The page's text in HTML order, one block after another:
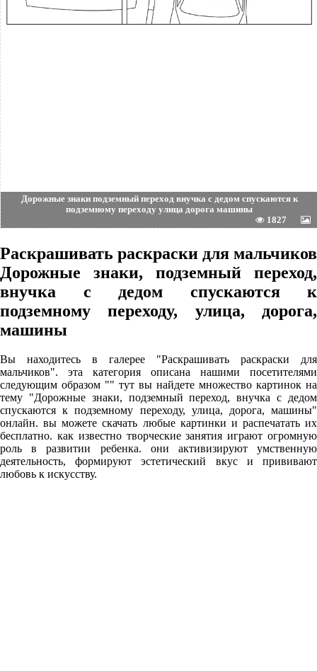
Дорожные знаки подземный переход внучка с дедом спускаются к
подземному переходу улица дорога машины
1827
Раскрашивать раскраски для мальчиков
Дорожные знаки, подземный переход,
внучка с дедом спускаются к
подземному переходу, улица, дорога,
машины
Вы находитесь в галерее "Раскрашивать раскраски для
мальчиков". эта категория описана нашими посетителями
следующим образом "" тут вы найдете множество картинок на
тему "Дорожные знаки, подземный переход, внучка с дедом
спускаются к подземному переходу, улица, дорога, машины"
онлайн. вы можете скачать любые картинки и распечатать их
бесплатно. как известно творческие занятия играют огромную
роль в развитии ребенка. они активизируют умственную
деятельность, формируют эстетический вкус и прививают
любовь к искусству.